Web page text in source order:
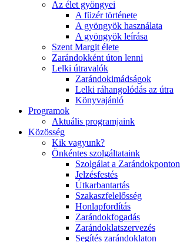
Az élet gyöngyei
A füzér története
A gyöngyök használata
A gyöngyök leírása
Szent Margit élete
Zarándokként úton lenni
Lelki útravalók
Zarándokimádságok
Lelki ráhangolódás az útra
Könyvajánló
Programok
Aktuális programjaink
Közösség
Kik vagyunk?
Önkéntes szolgáltataink
Szolgálat a Zarándokponton
Jelzésfestés
Útkarbantartás
Szakaszfelelősség
Honlapfordítás
Zarándokfogadás
Zarándoklatszervezés
Segítés zarándoklaton